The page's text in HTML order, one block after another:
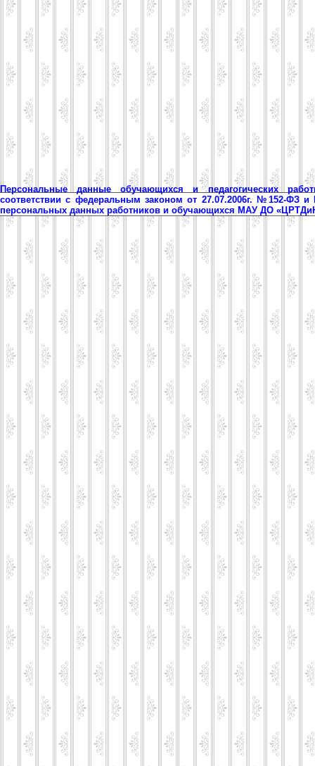
Персональные данные обучающихся и педагогических
соответствии с федеральным законом от 27.07.2006г. №152-ФЗ
персональных данных работников и обучающихся МАУ ДО